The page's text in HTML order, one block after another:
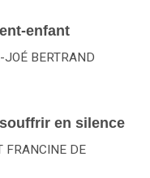
enfant
BERTRAND
en silence
FRANCINE DE